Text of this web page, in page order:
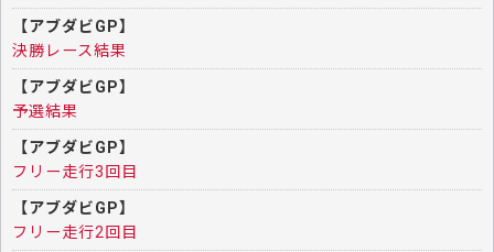
【アブダビGP】
決勝レース結果
【アブダビGP】
予選結果
【アブダビGP】
フリー走行3回目
【アブダビGP】
フリー走行2回目